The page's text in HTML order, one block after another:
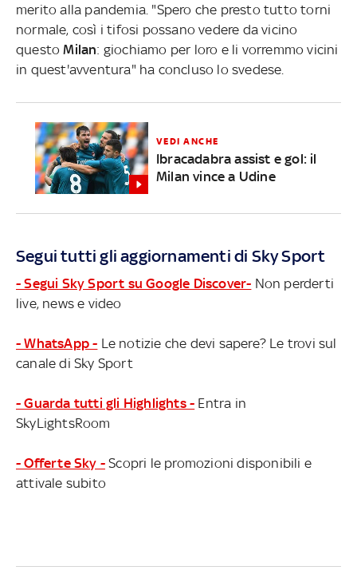
merito alla pandemia. "Spero che presto tutto torni
normale, così i tifosi possano vedere da vicino
questoMilan: giochiamo per loro e li vorremmo vicini
in quest'avventura" ha concluso lo svedese.
VEDI ANCHE
Ibracadabra assist e gol: il
Milan vince a Udine
Segui tutti gli aggiornamenti di Sky Sport
- Segui Sky Sport su Google Discover- Non perderti
live, news e video
- WhatsApp - Le notizie che devi sapere? Le trovi sul
canale di Sky Sport
- Guarda tutti gli Highlights - Entra in
SkyLightsRoom
- Offerte Sky - Scopri le promozioni disponibili e
attivale subito